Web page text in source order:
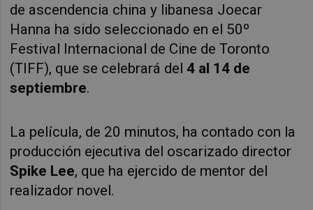
de ascendencia china y libanesa Joecar
Hanna ha sido seleccionado en el 50º
Festival Internacional de Cine de Toronto
(TIFF), que se celebrará del 4 al 14 de
septiembre.
La película, de 20 minutos, ha contado con la
producción ejecutiva del oscarizado director
Spike Lee, que ha ejercido de mentor del
realizador novel.